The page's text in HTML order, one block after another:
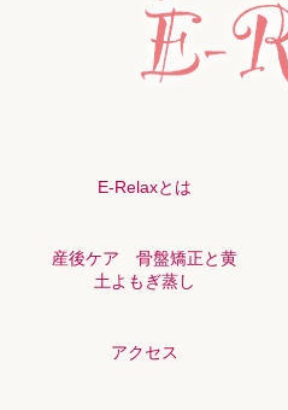
E-Relaxとは
産後ケア 骨盤矯正と黄
土よもぎ蒸し
アクセス